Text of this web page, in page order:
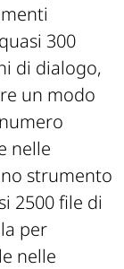
300
di dialogo,
un modo
nelle
strumento
2500 file di
per
nelle